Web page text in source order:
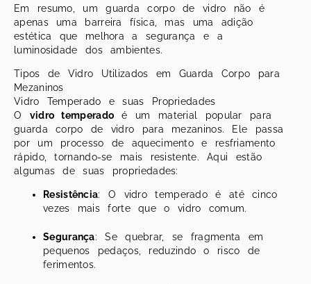
Em resumo, um guarda corpo de vidro não é
apenas uma barreira física, mas uma adição
estética que melhora a segurança e a
luminosidade dos ambientes.
Tipos de Vidro Utilizados em Guarda Corpo para
Mezaninos
Vidro Temperado e suas Propriedades
O vidro temperado é um material popular para
guarda corpo de vidro para mezaninos. Ele passa
por um processo de aquecimento e resfriamento
rápido, tornando-se mais resistente. Aqui estão
algumas de suas propriedades:
Resistência: O vidro temperado é até cinco
vezes mais forte que o vidro comum.
Segurança: Se quebrar, se fragmenta em
pequenos pedaços, reduzindo o risco de
ferimentos.